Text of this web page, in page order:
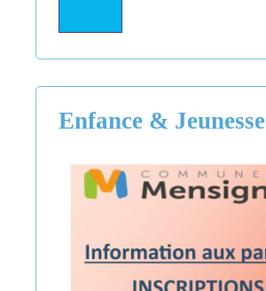
Enfance & Jeunesse